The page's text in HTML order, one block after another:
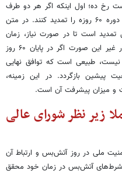
رخ ده؛ اول اینکه اگر هر دو طرف
از پیشرفت مذاکرات راضی باشند، می‌توانند دوره ۶۰ روزه را تمدید کنند. در متن
تمدید است تا در صورت نیاز، زمان
بیشتری برای ادامه مذاکرات فراهم شود. در غیر این صورت اگر در پایان ۶۰ روز
طبیعی است که توافق نهایی
بازگردد. در این زمینه،
و میزان پیشرفت آن است.
زیر نظر شورای عالی
ملی در روز آتش‌بس و ارتباط آن
آتش‌بس در زمان خود محقق